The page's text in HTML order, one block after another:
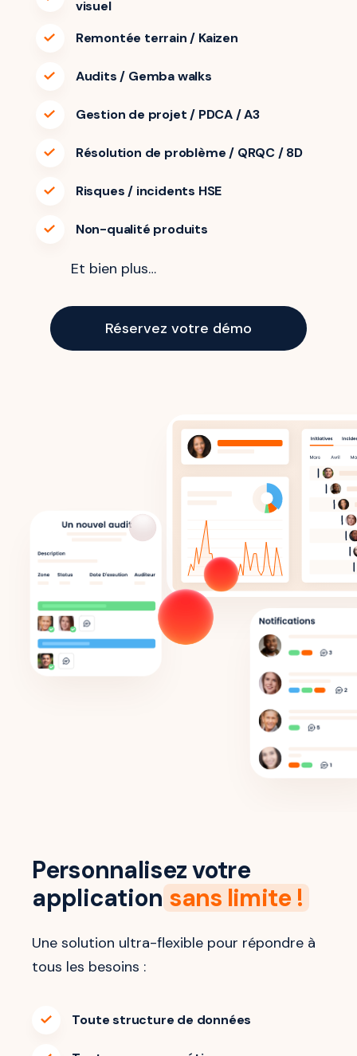
visuel
Remontée terrain / Kaizen
Audits / Gemba walks
Gestion de projet / PDCA / A3
Résolution de problème / QRQC / 8D
Risques / incidents HSE
Non-qualité produits
Et bien plus…
Réservez votre démo
Personnalisez votre
application sans limite !
Une solution ultra-flexible pour répondre à
tous les besoins :
Toute structure de données